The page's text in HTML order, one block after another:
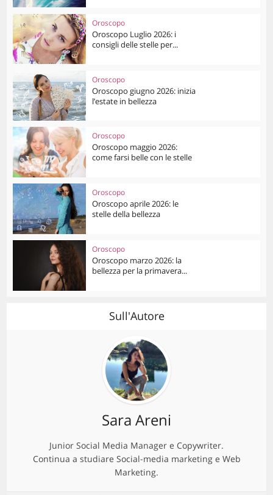
Oroscopo
Oroscopo Luglio 2026: i
consigli delle stelle per...
Oroscopo
Oroscopo giugno 2026: inizia
l’estate in bellezza
Oroscopo
Oroscopo maggio 2026:
come farsi belle con le stelle
Oroscopo
Oroscopo aprile 2026: le
stelle della bellezza
Oroscopo
Oroscopo marzo 2026: la
bellezza per la primavera...
Sull'Autore
Sara Areni
Junior Social Media Manager e Copywriter.
Continua a studiare Social-media marketing e Web
Marketing.